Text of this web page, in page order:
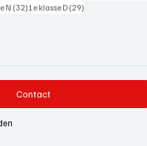
N (32)32 posts
1e klasse D (29)
Contact